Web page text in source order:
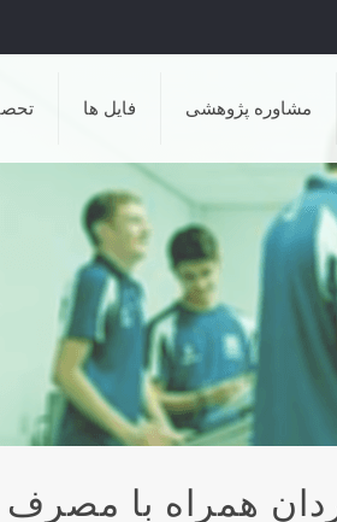
مشاوره پژوهشی فایل ها
همراه با مصرف